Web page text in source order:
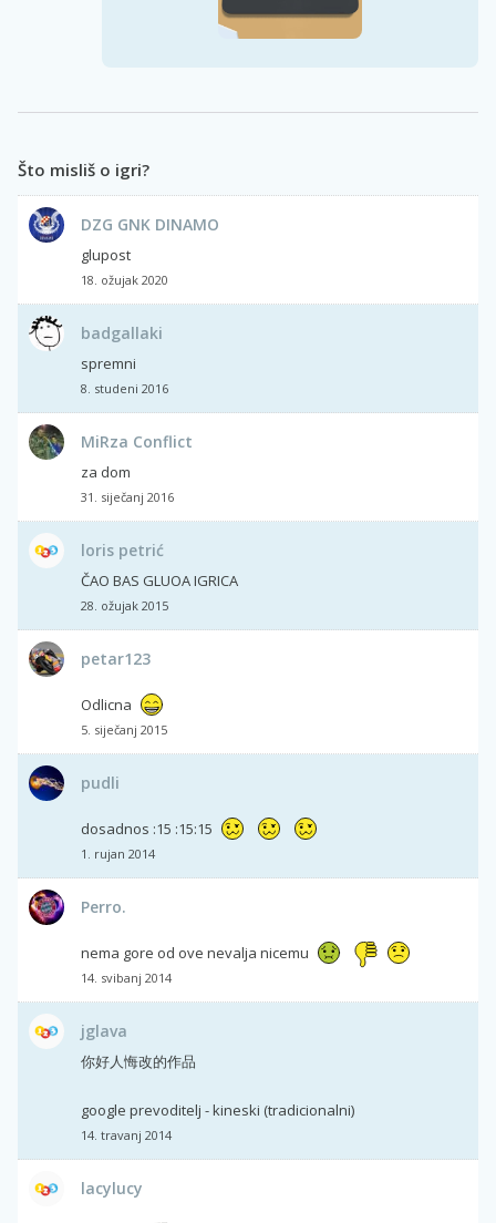
Što misliš o igri?
DZG GNK DINAMO
glupost
18. ožujak 2020
badgallaki
spremni
8. studeni 2016
MiRza Conflict
za dom
31. siječanj 2016
loris petrić
ČAO BAS GLUOA IGRICA
28. ožujak 2015
petar123
Odlicna
5. siječanj 2015
pudli
dosadnos :15 :15:15
1. rujan 2014
Perro.
nema gore od ove nevalja nicemu
14. svibanj 2014
jglava
你好人悔改的作品
google prevoditelj - kineski (tradicionalni)
14. travanj 2014
lacylucy